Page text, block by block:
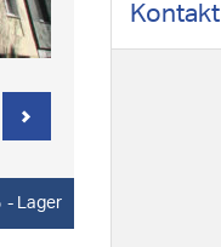
- Lager
Kontakt